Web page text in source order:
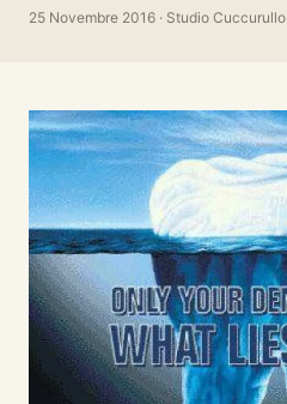
25 Novembre 2016 · Studio Cuccurullo